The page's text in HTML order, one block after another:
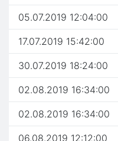
05.07.2019 12:04:00
17.07.2019 15:42:00
30.07.2019 18:24:00
02.08.2019 16:34:00
02.08.2019 16:34:00
06.08.2019 12:12:00